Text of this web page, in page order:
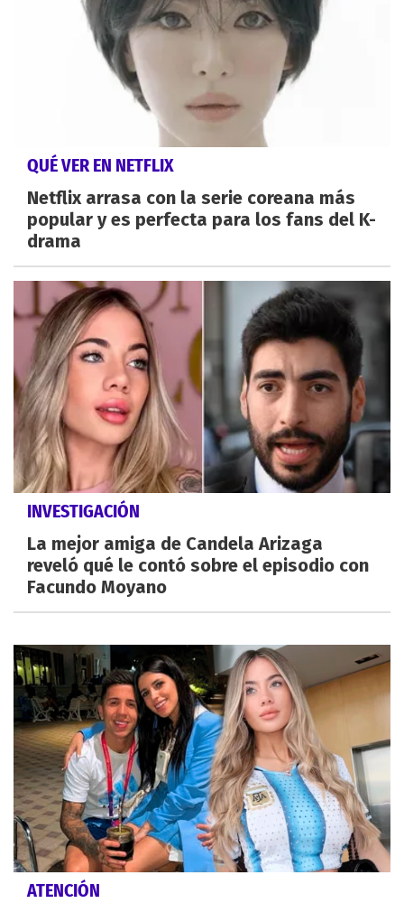
QUÉ VER EN NETFLIX
Netflix arrasa con la serie coreana más
popular y es perfecta para los fans del K-
drama
INVESTIGACIÓN
La mejor amiga de Candela Arizaga
reveló qué le contó sobre el episodio con
Facundo Moyano
ATENCIÓN